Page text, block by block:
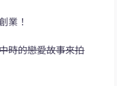
業！
時的戀愛故事來拍